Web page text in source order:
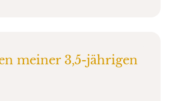
meiner 3,5-jährigen